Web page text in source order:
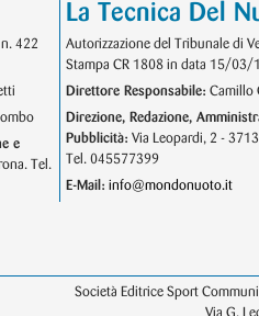
422
e
Tel.
La Tecnica Del
Autorizzazione del Tribunale di
Stampa CR 1808 in data 15/03/
Direttore Responsabile: Camillo
Direzione, Redazione,
Pubblicità: Via Leopardi, 2 -
Tel. 045577399
E-Mail: info@mondonuoto.it
Società Editrice Sport
Via G.